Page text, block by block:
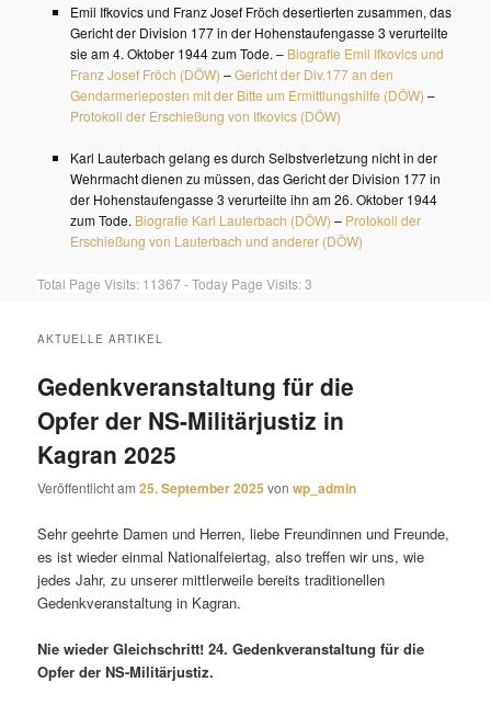
Emil Ifkovics und Franz Josef Fröch desertierten zusammen, das
Gericht der Division 177 in der Hohenstaufengasse 3 verurteilte
sie am 4. Oktober 1944 zum Tode. – Biografie Emil Ifkovics und
Franz Josef Fröch (DÖW) –Gericht der Div.177 an den
Gendarmerieposten mit der Bitte um Ermittlungshilfe (DÖW) –
Protokoll der Erschießung von Ifkovics (DÖW)
Karl Lauterbach gelang es durch Selbstverletzung nicht in der
Wehrmacht dienen zu müssen, das Gericht der Division 177 in
der Hohenstaufengasse 3 verurteilte ihn am 26. Oktober 1944
zum Tode. Biografie Karl Lauterbach (DÖW) – Protokoll der
Erschießung von Lauterbach und anderer (DÖW)
Total Page Visits: 11367 - Today Page Visits: 3
AKTUELLE ARTIKEL
Gedenkveranstaltung für die
Opfer der NS-Militärjustiz in
Kagran 2025
Veröffentlicht am25. September 2025 vonwp_admin
Sehr geehrte Damen und Herren, liebe Freundinnen und Freunde,
es ist wieder einmal Nationalfeiertag, also treffen wir uns, wie
jedes Jahr, zu unserer mittlerweile bereits traditionellen
Gedenkveranstaltung in Kagran.
Nie wieder Gleichschritt! 24. Gedenkveranstaltung für die
Opfer der NS-Militärjustiz.